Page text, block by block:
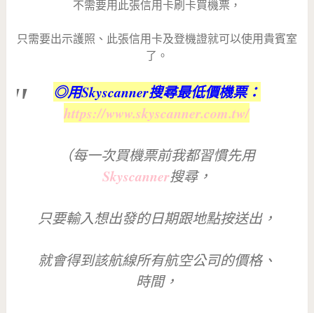
不需要用此張信用卡刷卡買機票，
只需要出示護照、此張信用卡及登機證就可以使用貴賓室
了。
◎用Skyscanner搜尋最低價機票：
https://www.skyscanner.com.tw/
（每一次買機票前我都習慣先用
Skyscanner搜尋，
只要輸入想出發的日期跟地點按送出，
就會得到該航線所有航空公司的價格、
時間，